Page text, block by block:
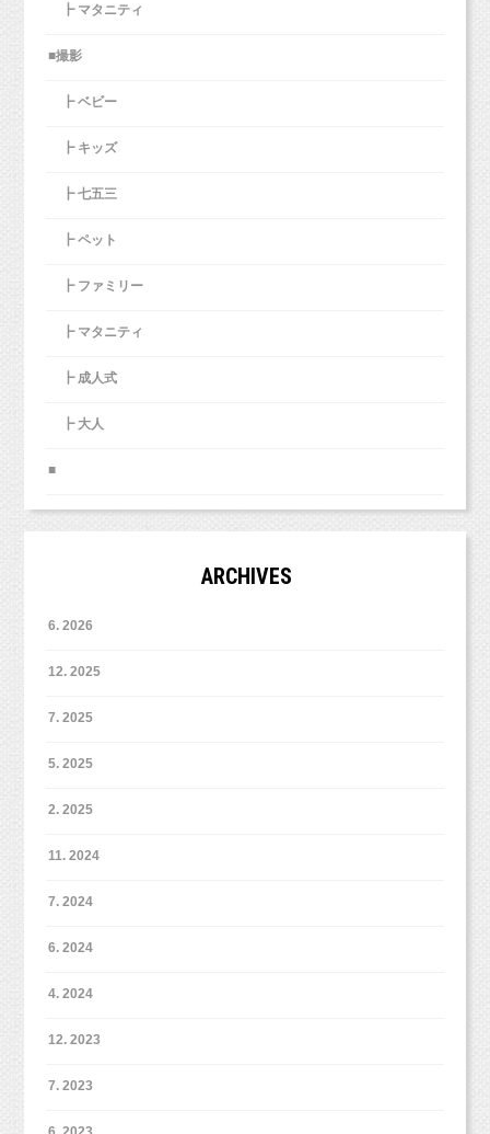
┣ マタニティ
■撮影
┣ ベビー
┣ キッズ
┣ 七五三
┣ ペット
┣ ファミリー
┣ マタニティ
┣ 成人式
┣ 大人
■
ARCHIVES
6. 2026
12. 2025
7. 2025
5. 2025
2. 2025
11. 2024
7. 2024
6. 2024
4. 2024
12. 2023
7. 2023